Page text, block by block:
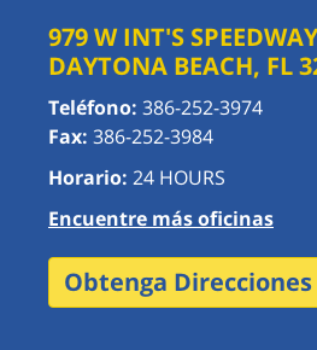
979 W INT'S
DAYTONA BEACH, FL
Teléfono: 386-252-3974
Fax: 386-252-3984
Horario: 24 HOURS
Encuentre más oficinas
Obtenga Direcciones